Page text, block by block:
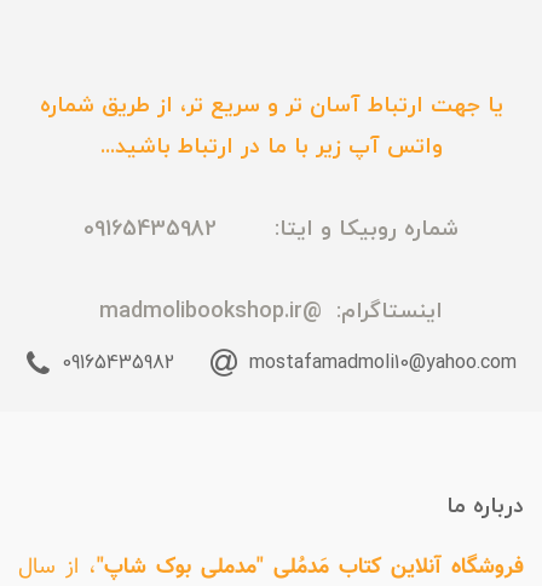
یا جهت ارتباط آسان تر و سریع تر، از طریق شماره
واتس آپ زیر با ما در ارتباط باشید...
شماره روبیکا و ایتا: 09165435982
اینستاگرام: @madmolibookshop.ir
mostafamadmoli10@yahoo.com
09165435982
درباره ما
فروشگاه آنلاین کتاب مَدمُلی "مدملی بوک شاپ"، از سال